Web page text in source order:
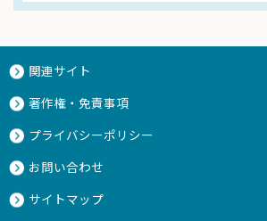
関連サイト
著作権・免責事項
プライバシーポリシー
お問い合わせ
サイトマップ